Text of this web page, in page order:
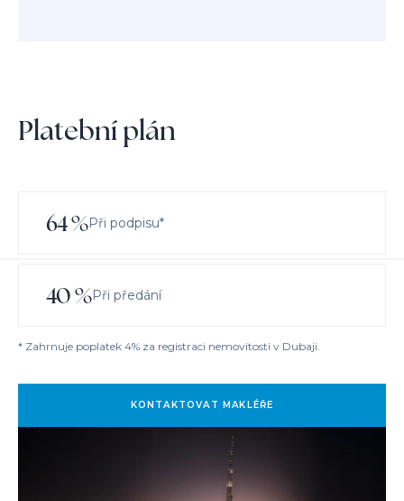
Platební plán
64%Při podpisu*
40%Při předání
* Zahrnuje poplatek 4% za registraci nemovitosti v Dubaji.
KONTAKTOVAT MAKLÉŘE